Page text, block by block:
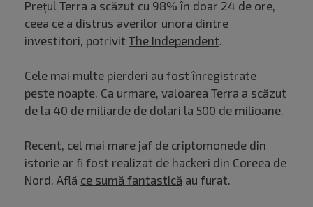
Prețul Terra a scăzut cu 98% în doar 24 de ore,
ceea ce a distrus averilor unora dintre
investitori, potrivit The Independent.
Cele mai multe pierderi au fost înregistrate
peste noapte. Ca urmare, valoarea Terra a scăzut
de la 40 de miliarde de dolari la 500 de milioane.
Recent, cel mai mare jaf de criptomonede din
istorie ar fi fost realizat de hackeri din Coreea de
Nord. Află ce sumă fantastică au furat.